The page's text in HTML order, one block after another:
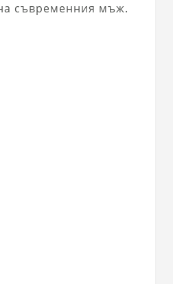
съвременния мъж.